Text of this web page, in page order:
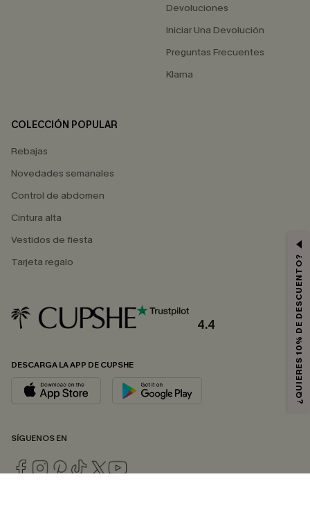
Devoluciones
Iniciar Una Devolución
Preguntas Frecuentes
Klarna
COLECCIÓN POPULAR
Rebajas
Novedades semanales
Control de abdomen
Cintura alta
Vestidos de fiesta
Tarjeta regalo
4.4
DESCARGA LA APP DE CUPSHE
SÍGUENOS EN
¿QUIERES 10% DE DESCUENTO?